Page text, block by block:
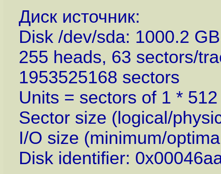
Диск источник:
Disk /dev/sda: 1000.2
255 heads, 63 sectors/
1953525168 sectors
Units = sectors of 1 *
Sector size (logical/
I/O size (minimum/
Disk identifier: